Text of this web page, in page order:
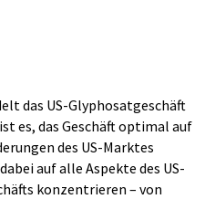
das US-Glyphosatgeschäft
es, das Geschäft optimal auf
des US-Marktes
auf alle Aspekte des US-
konzentrieren – von